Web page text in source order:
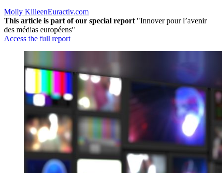
Molly KilleenEuractiv.com
This article is part of our special report "Innover pour l’avenir
des médias européens"
Access the full report